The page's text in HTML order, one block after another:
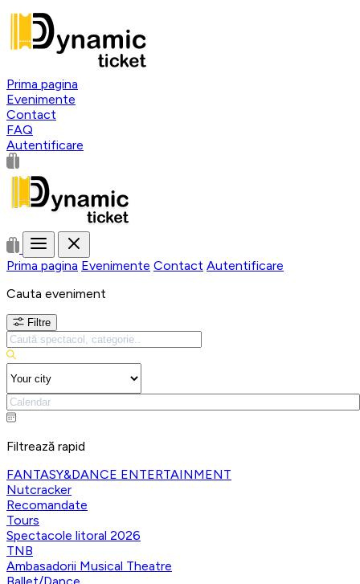
Prima pagina
Evenimente
Contact
FAQ
Autentificare
Prima pagina Evenimente Contact Autentificare
Cauta eveniment
Filtre
Filtrează rapid
FANTASY&DANCE ENTERTAINMENT
Nutcracker
Recomandate
Tours
Spectacole litoral 2026
TNB
Ambasadorii Musical Theatre